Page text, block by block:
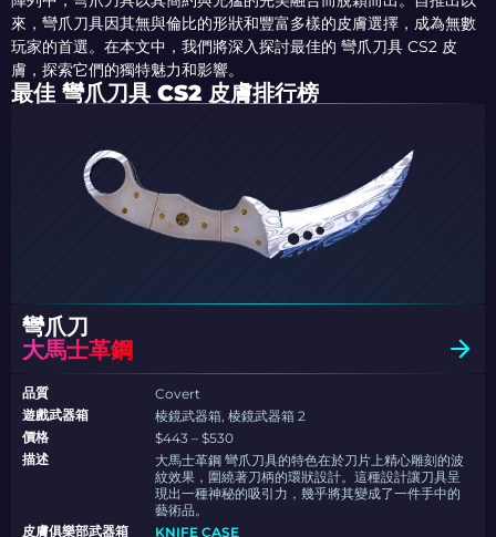
來，彎爪刀具因其無與倫比的形狀和豐富多樣的皮膚選擇，成為無數
玩家的首選。在本文中，我們將深入探討最佳的 彎爪刀具 CS2 皮
膚，探索它們的獨特魅力和影響。
最佳 彎爪刀具 CS2 皮膚排行榜
彎爪刀
大馬士革鋼
品質
Covert
遊戲武器箱
棱鏡武器箱, 棱鏡武器箱 2
價格
$443 – $530
描述
大馬士革鋼 彎爪刀具的特色在於刀片上精心雕刻的波
紋效果，圍繞著刀柄的環狀設計。這種設計讓刀具呈
現出一種神秘的吸引力，幾乎將其變成了一件手中的
藝術品。
皮膚俱樂部武器箱
KNIFE CASE